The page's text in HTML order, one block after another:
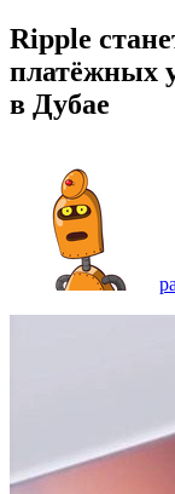
Ripple
платёжных
в Дубае